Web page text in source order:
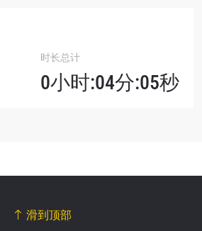
时长总计
0小时:04分:05秒
滑到顶部